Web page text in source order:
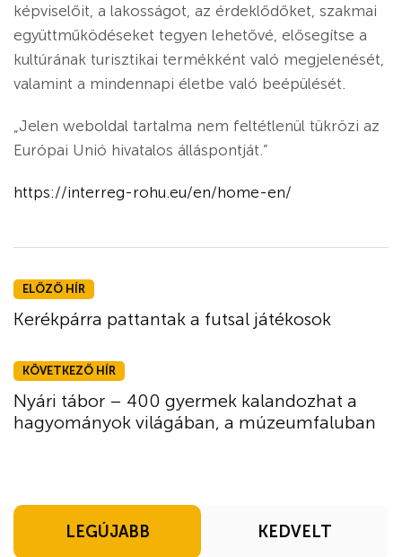
képviselőit, a lakosságot, az érdeklődőket, szakmai
együttműködéseket tegyen lehetővé, elősegítse a
kultúrának turisztikai termékként való megjelenését,
valamint a mindennapi életbe való beépülését.
„Jelen weboldal tartalma nem feltétlenül tükrözi az
Európai Unió hivatalos álláspontját.”
https://interreg-rohu.eu/en/home-en/
ELŐZŐ HÍR
Kerékpárra pattantak a futsal játékosok
KÖVETKEZŐ HÍR
Nyári tábor – 400 gyermek kalandozhat a
hagyományok világában, a múzeumfaluban
LEGÚJABB KEDVELT